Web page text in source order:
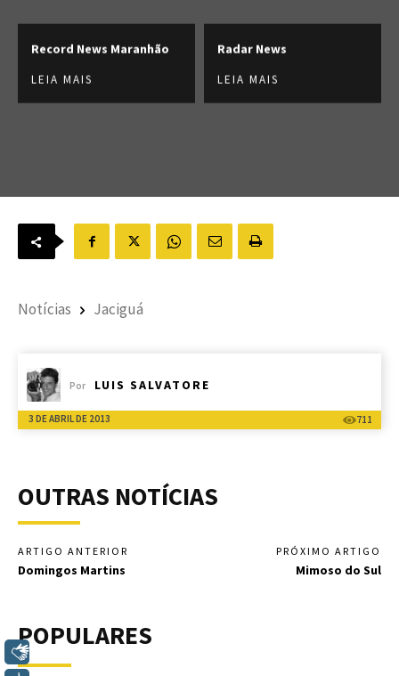
Record News Maranhão
LEIA MAIS
Radar News
LEIA MAIS
Notícias Jaciguá
Por LUIS SALVATORE
3 DE ABRIL DE 2013 711
OUTRAS NOTÍCIAS
ARTIGO ANTERIOR
Domingos Martins
PRÓXIMO ARTIGO
Mimoso do Sul
POPULARES